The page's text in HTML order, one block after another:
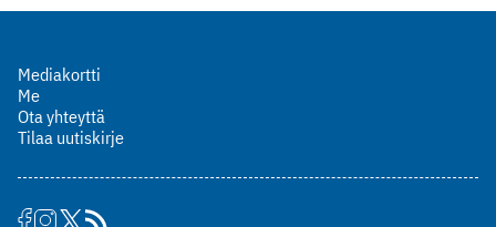
Mediakortti
Me
Ota yhteyttä
Tilaa uutiskirje